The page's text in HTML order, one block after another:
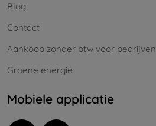
Blog
Contact
Aankoop zonder btw voor bedrijven
Groene energie
Mobiele applicatie